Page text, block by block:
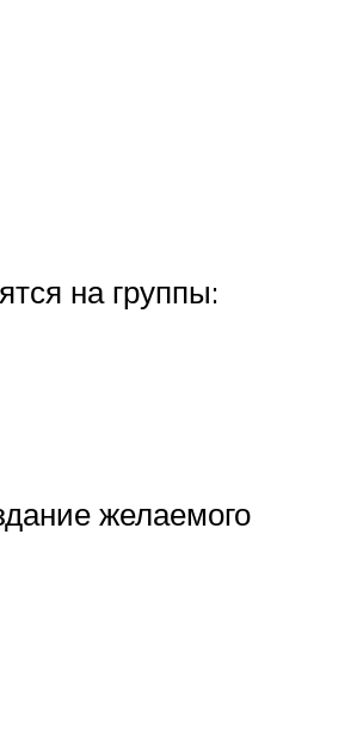
на группы:
желаемого